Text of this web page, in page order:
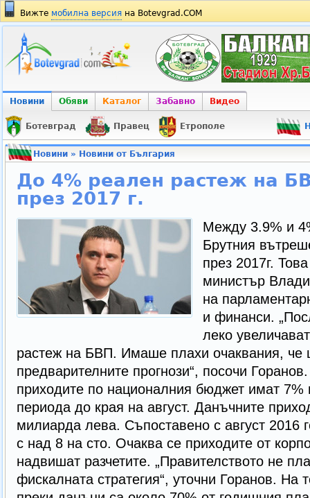
Вижте мобилна версия на Botevgrad.COM
Новини Обяви Каталог Забавно Видео
Ботевград Правец Етрополе
Новини» Новини от България
До 4% реален растеж на
през 2017 г.
Между 3.9% и
Брутния
през 2017г.
министър
на
и финанси.
леко
растеж на БВП. Имаше плахи очаквания, че
предварителните прогнози“, посочи
приходите по националния бюджет имат 7%
периода до края на август. Данъчните
милиарда лева. Съпоставено с август 2016
с над 8 на сто. Очаква се приходите от
надвишат разчетите. „Правителството не
фискалната стратегия“, уточни Горанов. На